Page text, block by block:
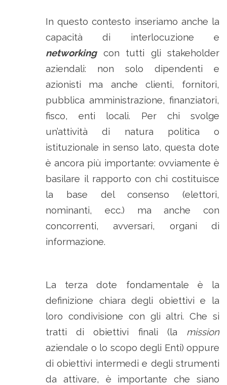
In questo contesto inseriamo anche la
capacità di interlocuzione e
networkingcon tutti gli stakeholder
aziendali: non solo dipendenti e
azionisti ma anche clienti, fornitori,
pubblica amministrazione, finanziatori,
fisco, enti locali. Per chi svolge
un’attività di natura politica o
istituzionale in senso lato, questa dote
è ancora più importante: ovviamente è
basilare il rapporto con chi costituisce
la base del consenso (elettori,
nominanti, ecc.) ma anche con
concorrenti, avversari, organi di
informazione.
La terza dote fondamentale è la
definizione chiara degli obiettivi e la
loro condivisione con gli altri. Che si
tratti di obiettivi finali (la mission
aziendale o lo scopo degli Enti) oppure
di obiettivi intermedi e degli strumenti
da attivare, è importante che siano